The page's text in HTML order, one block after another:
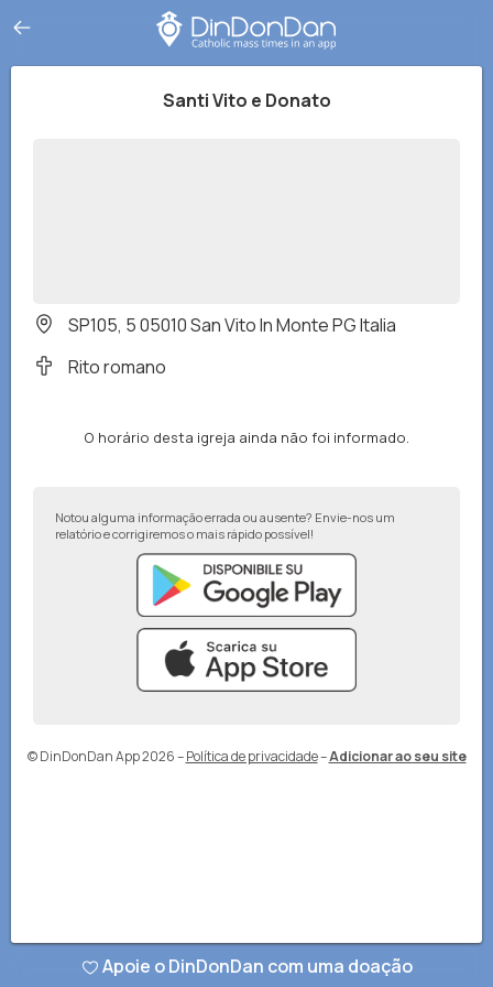
Santi Vito e Donato
SP105, 5 05010 San Vito In Monte PG Italia
Rito romano
O horário desta igreja ainda não foi informado.
Notou alguma informação errada ou ausente? Envie-nos um
relatório e corrigiremos o mais rápido possível!
© DinDonDan App 2026– Política de privacidade–Adicionar ao seu site
Apoie o DinDonDan com uma doação